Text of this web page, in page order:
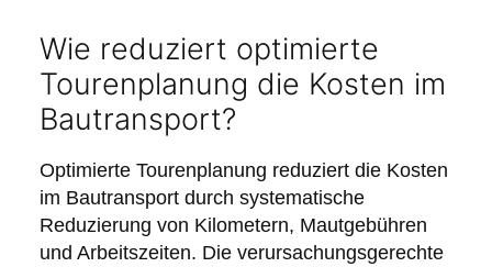
Wie reduziert optimierte
Tourenplanung die Kosten im
Bautransport?
Optimierte Tourenplanung reduziert die Kosten
im Bautransport durch systematische
Reduzierung von Kilometern, Mautgebühren
und Arbeitszeiten. Die verursachungsgerechte